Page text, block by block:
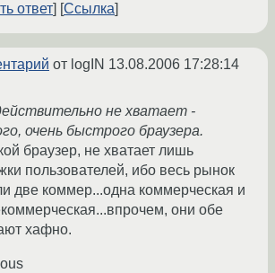
ответ
Ссылка
от logIN 13.08.2006 17:28:14
не хватает -
очень быстрого браузера.
браузер, не хватает лишь
пользователей, ибо весь рынок
две коммер...одна коммерческая и
они обе
хафно.